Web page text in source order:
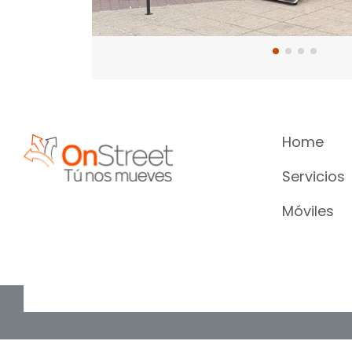
Home
Servicios
Móviles